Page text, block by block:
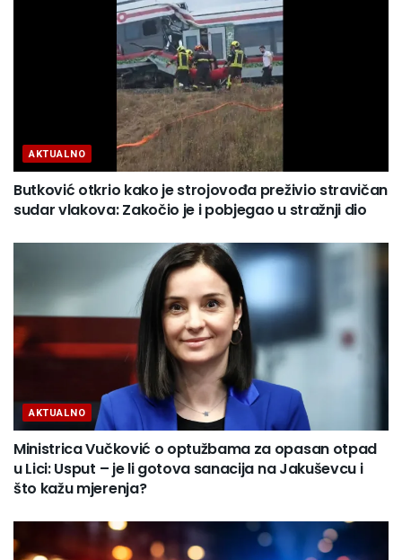
AKTUALNO
Butković otkrio kako je strojovođa preživio stravičan
sudar vlakova: Zakočio je i pobjegao u stražnji dio
AKTUALNO
Ministrica Vučković o optužbama za opasan otpad
u Lici: Usput – je li gotova sanacija na Jakuševcu i
što kažu mjerenja?